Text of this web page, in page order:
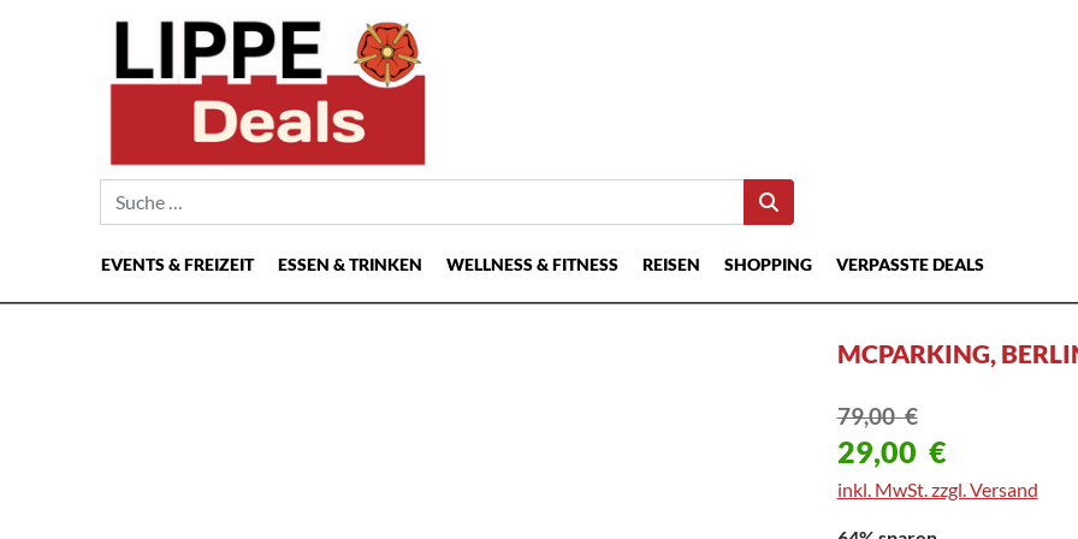
Suche nach:
Hauptnavigation
EVENTS & FREIZEIT ESSEN & TRINKEN WELLNESS & FITNESS REISEN SHOPPING VERPASSTE DEALS
MCPARKING,
79,00€
29,00 €
inkl. MwSt. zzgl. Versand